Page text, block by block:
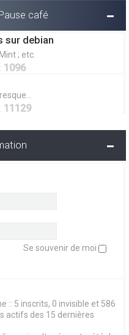
café
sur debian
; etc.
1096
11129
Se souvenir de moi
:: 5 inscrits, 0 invisible et 586
actifs des 15 dernières